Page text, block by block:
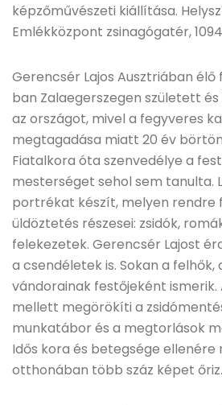
képzőművészeti kiállítása.
Emlékközpont zsinagógatér,
Gerencsér Lajos Ausztriában élő
ban Zalaegerszegen született
az országot, mivel a fegyveres
megtagadása miatt 20 év
Fiatalkora óta szenvedélye a
mesterséget sehol sem tanulta.
portrékat készít, melyen rendre
üldöztetés részesei: zsidók,
felekezetek. Gerencsér Lajost
a csendéletek is. Sokan a felhők,
vándorainak festőjeként
mellett megörökíti a
munkatábor és a megtorlások
Idős kora és betegsége ellenére
otthonában több száz képet őriz.